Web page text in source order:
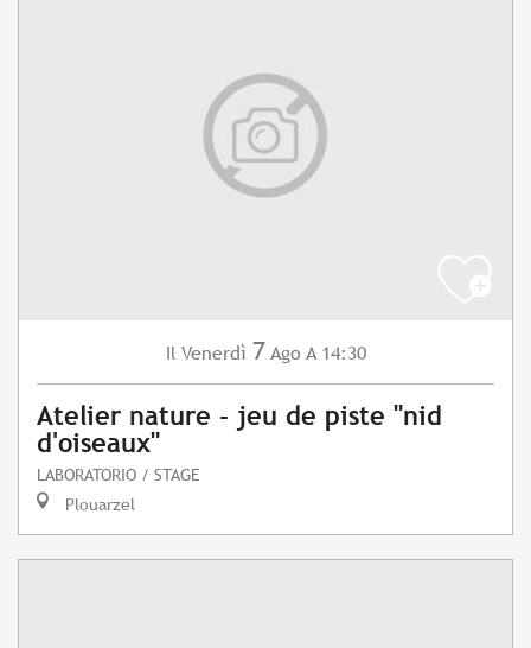
Il Venerdì 7 Ago A 14:30
Atelier nature - jeu de piste "nid
d'oiseaux"
LABORATORIO / STAGE
Plouarzel